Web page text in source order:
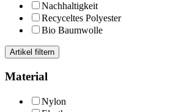
Nachhaltigkeit
Recyceltes Polyester
Bio Baumwolle
Artikel filtern
Material
Nylon